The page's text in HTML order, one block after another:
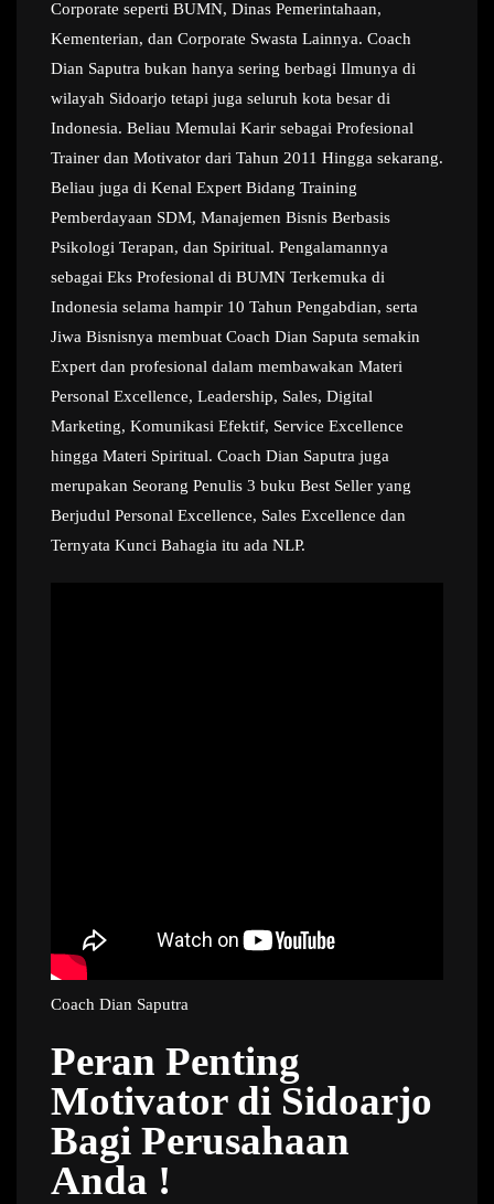
Corporate seperti BUMN, Dinas Pemerintahaan,
Kementerian, dan Corporate Swasta Lainnya. Coach
Dian Saputra bukan hanya sering berbagi Ilmunya di
wilayah Sidoarjo tetapi juga seluruh kota besar di
Indonesia. Beliau Memulai Karir sebagai Profesional
Trainer dan Motivator dari Tahun 2011 Hingga sekarang.
Beliau juga di Kenal Expert Bidang Training
Pemberdayaan SDM, Manajemen Bisnis Berbasis
Psikologi Terapan, dan Spiritual. Pengalamannya
sebagai Eks Profesional di BUMN Terkemuka di
Indonesia selama hampir 10 Tahun Pengabdian, serta
Jiwa Bisnisnya membuat Coach Dian Saputa semakin
Expert dan profesional dalam membawakan Materi
Personal Excellence, Leadership, Sales, Digital
Marketing, Komunikasi Efektif, Service Excellence
hingga Materi Spiritual. Coach Dian Saputra juga
merupakan Seorang Penulis 3 buku Best Seller yang
Berjudul Personal Excellence, Sales Excellence dan
Ternyata Kunci Bahagia itu ada NLP.
Coach Dian Saputra
Peran Penting
Motivator di Sidoarjo
Bagi Perusahaan
Anda !